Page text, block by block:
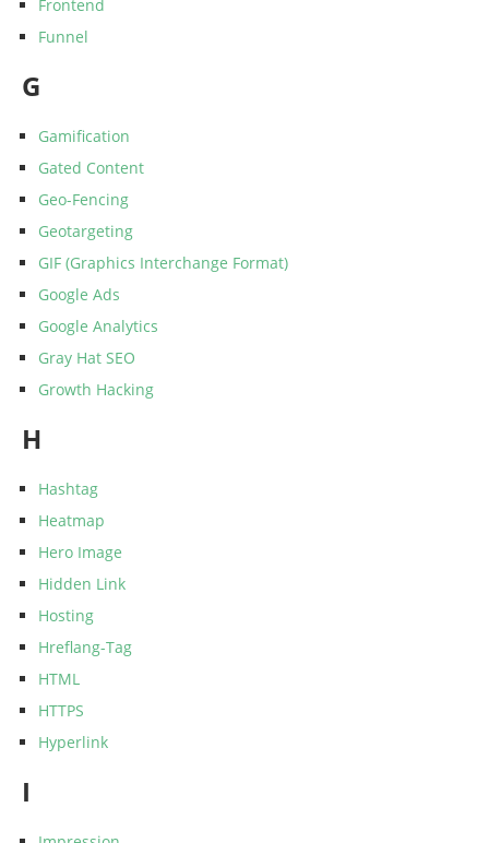
Frontend
Funnel
G
Gamification
Gated Content
Geo-Fencing
Geotargeting
GIF (Graphics Interchange Format)
Google Ads
Google Analytics
Gray Hat SEO
Growth Hacking
H
Hashtag
Heatmap
Hero Image
Hidden Link
Hosting
Hreflang-Tag
HTML
HTTPS
Hyperlink
I